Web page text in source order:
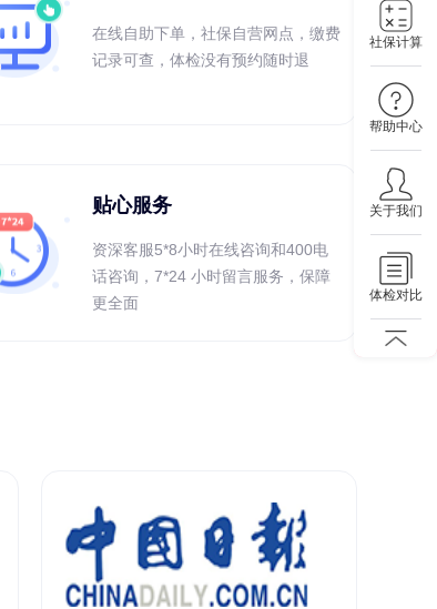
在线自助下单，社保自营网点，缴费
记录可查，体检没有预约随时退
贴心服务
资深客服5*8小时在线咨询和400电
话咨询，7*24 小时留言服务，保障
更全面
社保计算
帮助中心
关于我们
体检对比